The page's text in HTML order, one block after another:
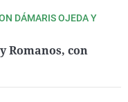
DÁMARIS OJEDA Y
Romanos, con